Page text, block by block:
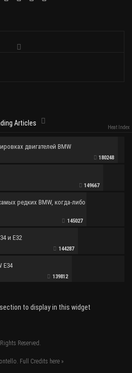
Articles
Heat Index
двигателей BMW
180248
149667
редких BMW, когда-либо
145027
и E32
144287
E34
139812
to display in this widget
Reserved.
Full Credits here »